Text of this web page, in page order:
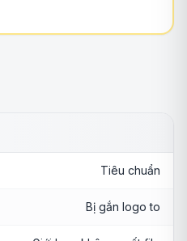
Tiêu chuẩn
Bị gắn logo to